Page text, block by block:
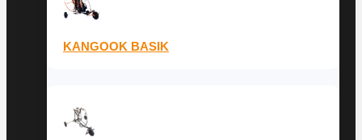
KANGOOK BASIK